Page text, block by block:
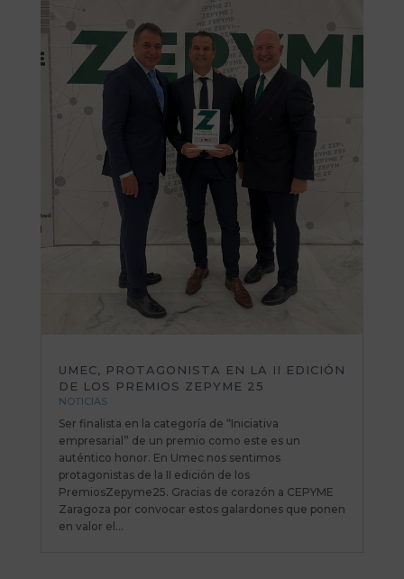
UMEC, PROTAGONISTA EN LA II EDICIÓN
DE LOS PREMIOS ZEPYME 25
NOTICIAS
Ser finalista en la categoría de “Iniciativa
empresarial” de un premio como este es un
auténtico honor. En Umec nos sentimos
protagonistas de la II edición de los
PremiosZepyme25. Gracias de corazón a CEPYME
Zaragoza por convocar estos galardones que ponen
en valor el...